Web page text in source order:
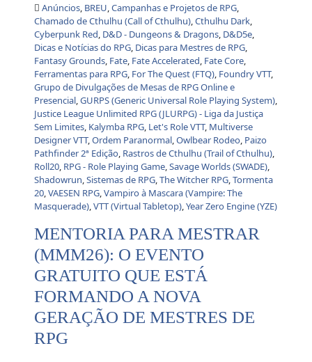
Anúncios, BREU,Campanhas e Projetos de RPG,
Chamado de Cthulhu (Call of Cthulhu),Cthulhu Dark,
Cyberpunk Red, D&D - Dungeons & Dragons, D&D5e,
Dicas e Notícias do RPG, Dicas para Mestres de RPG,
Fantasy Grounds, Fate, Fate Accelerated, Fate Core,
Ferramentas para RPG, For The Quest (FTQ), Foundry VTT,
Grupo de Divulgações de Mesas de RPG Online e
Presencial,GURPS (Generic Universal Role Playing System),
Justice League Unlimited RPG (JLURPG) - Liga da Justiça
Sem Limites, Kalymba RPG, Let's Role VTT, Multiverse
Designer VTT,Ordem Paranormal,Owlbear Rodeo, Paizo
Pathfinder 2ª Edição, Rastros de Cthulhu (Trail of Cthulhu),
Roll20, RPG - Role Playing Game,Savage Worlds (SWADE),
Shadowrun,Sistemas de RPG,The Witcher RPG,Tormenta
20,VAESEN RPG,Vampiro à Mascara (Vampire: The
Masquerade),VTT (Virtual Tabletop),Year Zero Engine (YZE)
MENTORIA PARA MESTRAR
(MMM26): O EVENTO
GRATUITO QUE ESTÁ
FORMANDO A NOVA
GERAÇÃO DE MESTRES DE
RPG